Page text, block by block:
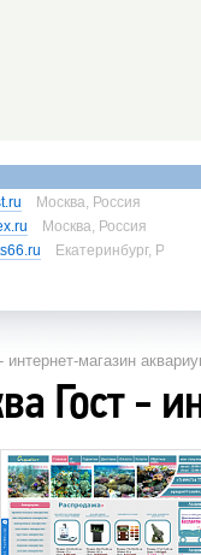
Москва, Россия
Москва, Россия
Екатеринбург, Россия
интернет-магазин
Гост -